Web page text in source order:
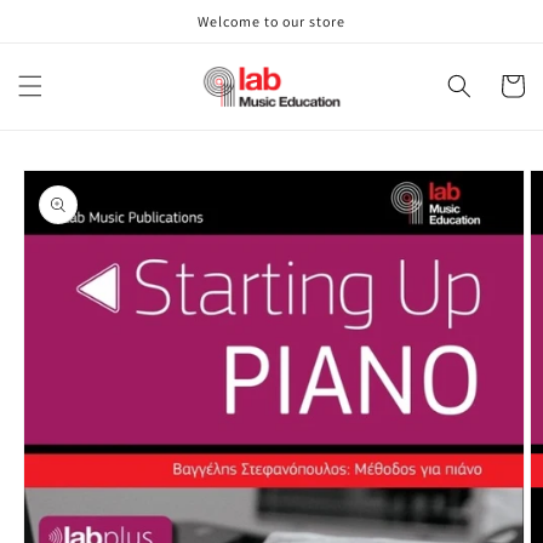
Welcome to our store
Cart
Skip to
product
information